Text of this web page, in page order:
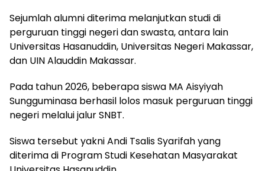
Sejumlah alumni diterima melanjutkan studi di
perguruan tinggi negeri dan swasta, antara lain
Universitas Hasanuddin, Universitas Negeri Makassar,
dan UIN Alauddin Makassar.
Pada tahun 2026, beberapa siswa MA Aisyiyah
Sungguminasa berhasil lolos masuk perguruan tinggi
negeri melalui jalur SNBT.
Siswa tersebut yakni Andi Tsalis Syarifah yang
diterima di Program Studi Kesehatan Masyarakat